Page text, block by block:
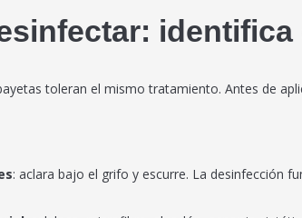
toleran el mismo tratamiento. Antes de
: aclara bajo el grifo y escurre. La desinfección